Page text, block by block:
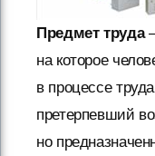
Предмет труда
на которое
в процессе
претерпевший
но